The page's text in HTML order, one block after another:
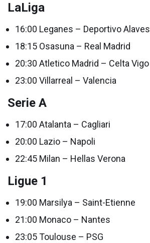
LaLiga
16:00 Leganes – Deportivo Alaves
18:15 Osasuna – Real Madrid
20:30 Atletico Madrid – Celta Vigo
23:00 Villarreal – Valencia
Serie A
17:00 Atalanta – Cagliari
20:00 Lazio – Napoli
22:45 Milan – Hellas Verona
Ligue 1
19:00 Marsilya – Saint-Etienne
21:00 Monaco – Nantes
23:05 Toulouse – PSG